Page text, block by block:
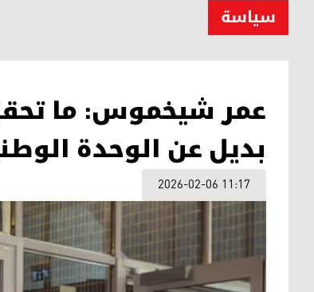
سیاسة
عمر شيخموس: ما
بديل عن الوحدة
2026-02-06 11:17